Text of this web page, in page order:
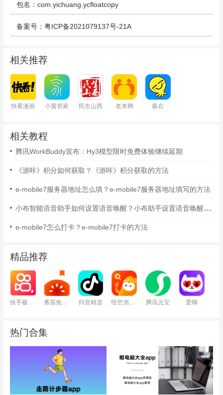
包名：com.yichuang.ycfloatcopy
备案号：粤ICP备2021079137号-21A
相关推荐
快看漫画 小翼管家 民生山西 老来网 最右
相关教程
腾讯WorkBuddy宣布：Hy3模型限时免费体验继续延期
《游咔》积分如何获取？《游咔》积分获取的方法
e-mobile7服务器地址怎么填？e-mobile7服务器地址填写的方法
小布智能语音助手如何设置语音唤醒？小布助手设置语音唤醒的方法
e-mobile7怎么打卡？e-mobile7打卡的方法
精品推荐
快手极速版 番茄免费小说 抖音精选 悟空浏览器 腾讯元宝 爱聊
热门合集